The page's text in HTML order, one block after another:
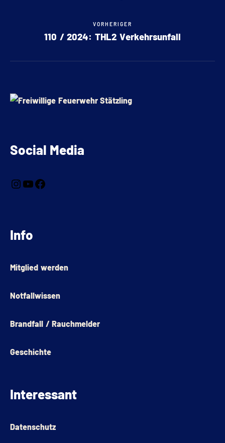
VORHERIGER
110 / 2024: THL2 Verkehrsunfall
Social Media
Info
Mitglied werden
Notfallwissen
Brandfall / Rauchmelder
Geschichte
Interessant
Datenschutz